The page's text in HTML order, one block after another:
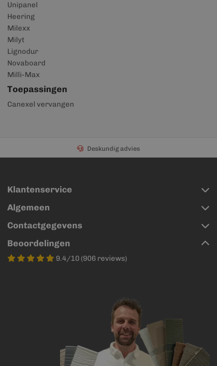
Unipanel
Heering
Milexx
Milyt
Lignodur
Novaboard
Milli-Max
Toepassingen
Canexel vervangen
Deskundig advies
Klantenservice
Algemeen
Contactgegevens
Beoordelingen
9.4/10 (906 reviews)